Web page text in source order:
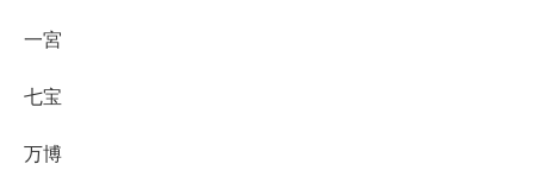
一宮
七宝
万博